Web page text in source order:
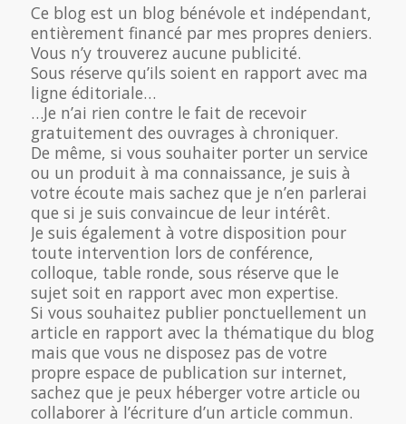
Ce blog est un blog bénévole et indépendant,
entièrement financé par mes propres deniers.
Vous n’y trouverez aucune publicité.
Sous réserve qu’ils soient en rapport avec ma
ligne éditoriale…
…Je n’ai rien contre le fait de recevoir
gratuitement des ouvrages à chroniquer.
De même, si vous souhaiter porter un service
ou un produit à ma connaissance, je suis à
votre écoute mais sachez que je n’en parlerai
que si je suis convaincue de leur intérêt.
Je suis également à votre disposition pour
toute intervention lors de conférence,
colloque, table ronde, sous réserve que le
sujet soit en rapport avec mon expertise.
Si vous souhaitez publier ponctuellement un
article en rapport avec la thématique du blog
mais que vous ne disposez pas de votre
propre espace de publication sur internet,
sachez que je peux héberger votre article ou
collaborer à l’écriture d’un article commun.